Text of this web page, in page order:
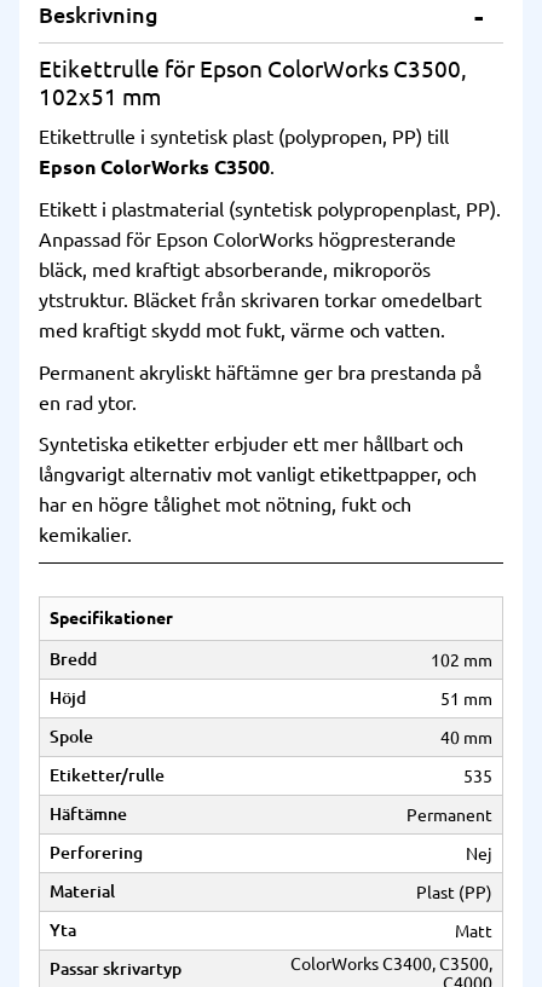
Beskrivning
Etikettrulle för Epson ColorWorks C3500,
102x51 mm
Etikettrulle i syntetisk plast (polypropen, PP) till
Epson ColorWorks C3500.
Etikett i plastmaterial (syntetisk polypropenplast, PP).
Anpassad för Epson ColorWorks högpresterande
bläck, med kraftigt absorberande, mikroporös
ytstruktur. Bläcket från skrivaren torkar omedelbart
med kraftigt skydd mot fukt, värme och vatten.
Permanent akryliskt häftämne ger bra prestanda på
en rad ytor.
Syntetiska etiketter erbjuder ett mer hållbart och
långvarigt alternativ mot vanligt etikettpapper, och
har en högre tålighet mot nötning, fukt och
kemikalier.
Specifikationer
Bredd
102 mm
Höjd
51 mm
Spole
40 mm
Etiketter/rulle
535
Häftämne
Permanent
Perforering
Nej
Material
Plast (PP)
Yta
Matt
Passar skrivartyp
ColorWorks C3400, C3500,